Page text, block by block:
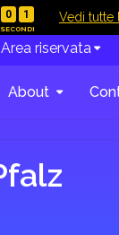
0 0 Vedi tutte
riservata
About